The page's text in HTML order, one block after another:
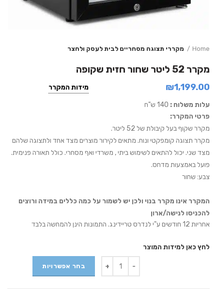
Home מקררי תצוגה מסחריים לבית לעסק ולחצר
מקרר 52 ליטר שחור חזית שקופה
מידות המקרר ₪1,199.00
עלות משלוח : 140 ש"ח
פרטי המקרר:
מקרר שקוף בעל קיבולת של 52 ליטר.
מקרר תצוגה קומפקטי ונוח. מתאים לקירור מוצרים מצד אחד ולתצוגה שלהם
מצד שני. יכול להתאים לשימוש ביתי , משרדי ואף מסחרי. כולל תאורה פנימית.
פועל באמצעות מדחס.
צבע: שחור
המקרר אינו מקרר בנוי ולכן יש לשמור על כמה כללים במידה ורוצים
להכניסו לנישה/ארון
אחריות 12 חודשים ע"י לנדרס טריידינג. התמונות הינן להמחשה בלבד
לחץ כאן למידות המוצר
בחר אפשרויות